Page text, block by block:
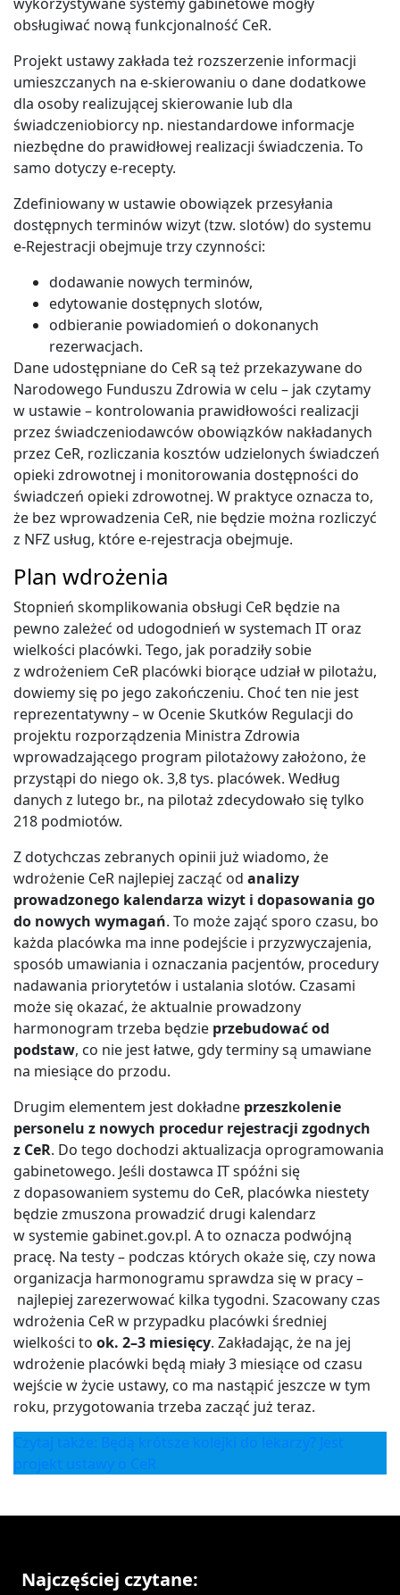
obsługiwać nową funkcjonalność CeR.
Projekt ustawy zakłada też rozszerzenie informacji
umieszczanych na e-skierowaniu o dane dodatkowe
dla osoby realizującej skierowanie lub dla
świadczeniobiorcy np. niestandardowe informacje
niezbędne do prawidłowej realizacji świadczenia. To
samo dotyczy e-recepty.
Zdefiniowany w ustawie obowiązek przesyłania
dostępnych terminów wizyt (tzw. slotów) do systemu
e-Rejestracji obejmuje trzy czynności:
dodawanie nowych terminów,
edytowanie dostępnych slotów,
odbieranie powiadomień o dokonanych
rezerwacjach.
Dane udostępniane do CeR są też przekazywane do
Narodowego Funduszu Zdrowia w celu – jak czytamy
w ustawie – kontrolowania prawidłowości realizacji
przez świadczeniodawców obowiązków nakładanych
przez CeR, rozliczania kosztów udzielonych świadczeń
opieki zdrowotnej i monitorowania dostępności do
świadczeń opieki zdrowotnej. W praktyce oznacza to,
że bez wprowadzenia CeR, nie będzie można rozliczyć
z NFZ usług, które e-rejestracja obejmuje.
Plan wdrożenia
Stopnień skomplikowania obsługi CeR będzie na
pewno zależeć od udogodnień w systemach IT oraz
wielkości placówki. Tego, jak poradziły sobie
z wdrożeniem CeR placówki biorące udział w pilotażu,
dowiemy się po jego zakończeniu. Choć ten nie jest
reprezentatywny – w Ocenie Skutków Regulacji do
projektu rozporządzenia Ministra Zdrowia
wprowadzającego program pilotażowy założono, że
przystąpi do niego ok. 3,8 tys. placówek. Według
danych z lutego br., na pilotaż zdecydowało się tylko
218 podmiotów.
Z dotychczas zebranych opinii już wiadomo, że
wdrożenie CeR najlepiej zacząć od analizy
prowadzonego kalendarza wizyt i dopasowania go
do nowych wymagań. To może zająć sporo czasu, bo
każda placówka ma inne podejście i przyzwyczajenia,
sposób umawiania i oznaczania pacjentów, procedury
nadawania priorytetów i ustalania slotów. Czasami
może się okazać, że aktualnie prowadzony
harmonogram trzeba będzie przebudować od
podstaw, co nie jest łatwe, gdy terminy są umawiane
na miesiące do przodu.
Drugim elementem jest dokładne przeszkolenie
personelu z nowych procedur rejestracji zgodnych
z CeR. Do tego dochodzi aktualizacja oprogramowania
gabinetowego. Jeśli dostawca IT spóźni się
z dopasowaniem systemu do CeR, placówka niestety
będzie zmuszona prowadzić drugi kalendarz
w systemie gabinet.gov.pl. A to oznacza podwójną
pracę. Na testy – podczas których okaże się, czy nowa
organizacja harmonogramu sprawdza się w pracy –
najlepiej zarezerwować kilka tygodni. Szacowany czas
wdrożenia CeR w przypadku placówki średniej
wielkości to ok. 2–3 miesięcy. Zakładając, że na jej
wdrożenie placówki będą miały 3 miesiące od czasu
wejście w życie ustawy, co ma nastąpić jeszcze w tym
roku, przygotowania trzeba zacząć już teraz.
Czytaj także: Będą krótsze kolejki do lekarzy? Jest
projekt ustawy o CeR
Najczęściej czytane: